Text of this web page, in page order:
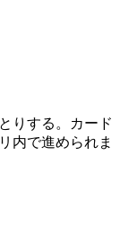
りする。カード
内で進められま